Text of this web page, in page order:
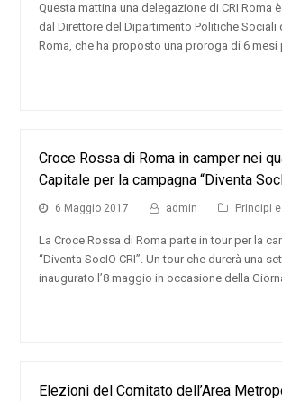
Questa mattina una delegazione di CRI Roma
dal Direttore del Dipartimento Politiche Sociali
Roma, che ha proposto una proroga di 6 mesi
Croce Rossa di Roma in camper nei
Capitale per la campagna “Diventa
6 Maggio 2017 admin Principi
La Croce Rossa di Roma parte in tour per la
“Diventa SocIO CRI”. Un tour che durerà una
inaugurato l’8 maggio in occasione della
Elezioni del Comitato dell’Area